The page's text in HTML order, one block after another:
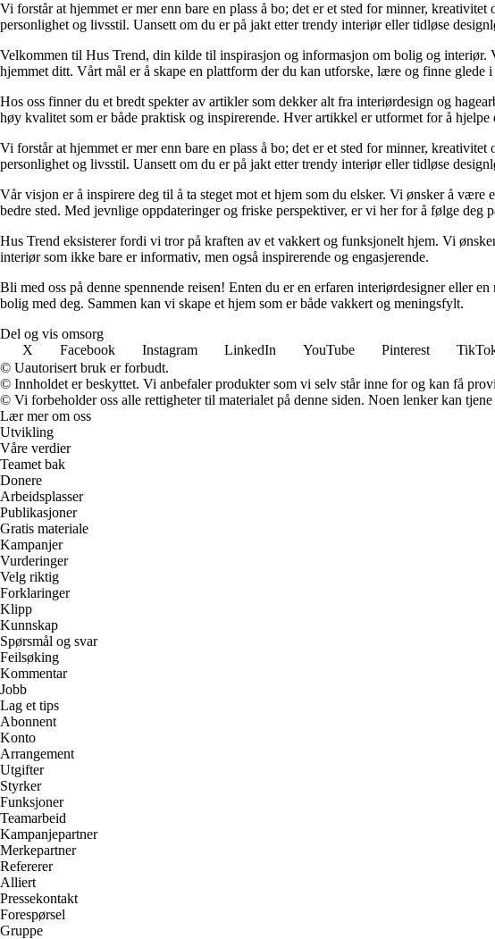
Vi forstår at hjemmet er mer enn bare en plass å bo; det er et sted for minner,
personlighet og livsstil. Uansett om du er på jakt etter trendy interiør eller tidløse
Velkommen til Hus Trend, din kilde til inspirasjon og informasjon om bolig og interiør.
hjemmet ditt. Vårt mål er å skape en plattform der du kan utforske, lære og finne glede
Hos oss finner du et bredt spekter av artikler som dekker alt fra interiørdesign og
høy kvalitet som er både praktisk og inspirerende. Hver artikkel er utformet for å
Vi forstår at hjemmet er mer enn bare en plass å bo; det er et sted for minner,
personlighet og livsstil. Uansett om du er på jakt etter trendy interiør eller tidløse
Vår visjon er å inspirere deg til å ta steget mot et hjem som du elsker. Vi ønsker å
bedre sted. Med jevnlige oppdateringer og friske perspektiver, er vi her for å følge deg
Hus Trend eksisterer fordi vi tror på kraften av et vakkert og funksjonelt hjem. Vi
interiør som ikke bare er informativ, men også inspirerende og engasjerende.
Bli med oss på denne spennende reisen! Enten du er en erfaren interiørdesigner eller
bolig med deg. Sammen kan vi skape et hjem som er både vakkert og meningsfylt.
Del og vis omsorg
X
Facebook Instagram LinkedIn YouTube Pinterest
© Uautorisert bruk er forbudt.
© Innholdet er beskyttet. Vi anbefaler produkter som vi selv står inne for og kan få
© Vi forbeholder oss alle rettigheter til materialet på denne siden. Noen lenker kan
Lær mer om oss
Utvikling
Våre verdier
Teamet bak
Donere
Arbeidsplasser
Publikasjoner
Gratis materiale
Kampanjer
Vurderinger
Velg riktig
Forklaringer
Klipp
Kunnskap
Spørsmål og svar
Feilsøking
Kommentar
Jobb
Lag et tips
Abonnent
Konto
Arrangement
Utgifter
Styrker
Funksjoner
Teamarbeid
Kampanjepartner
Merkepartner
Refererer
Alliert
Pressekontakt
Forespørsel
Gruppe